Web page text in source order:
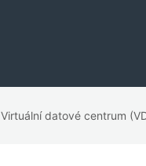
Virtuální datové centrum